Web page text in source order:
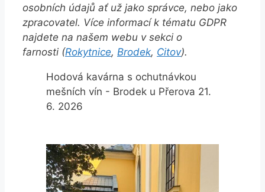
osobních údajů ať už jako správce, nebo jako
zpracovatel. Více informací k tématu GDPR
najdete na našem webu v sekci o
farnosti (Rokytnice, Brodek, Citov).
Hodová kavárna s ochutnávkou
mešních vín - Brodek u Přerova 21.
6. 2026